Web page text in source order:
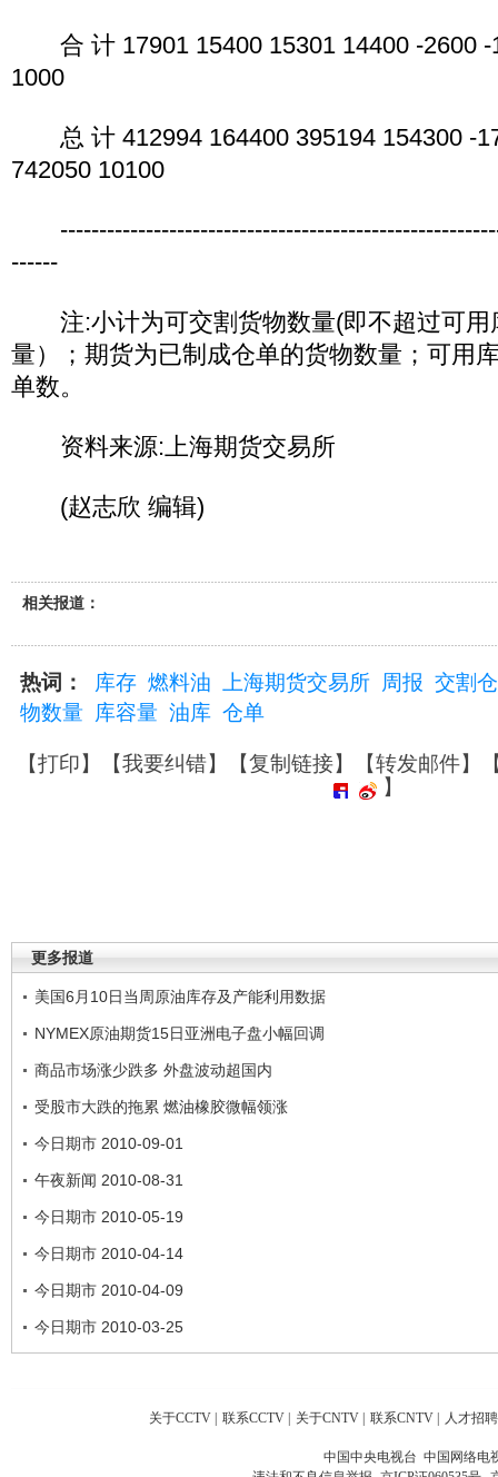
合 计 17901 15400 15301 14400 -2600 -
1000
总 计 412994 164400 395194 154300 -
742050 10100
------
注:小计为可交割货物数量(即不超过可用
量）；期货为已制成仓单的货物数量；可用
单数。
资料来源:上海期货交易所
(赵志欣 编辑)
相关报道：
热词： 库存 燃料油 上海期货交易所 周报 交割
物数量 库容量 油库 仓单
【打印】【我要纠错】【复制链接】【转发邮件】
】
更多报道
美国6月10日当周原油库存及产能利用数据
NYMEX原油期货15日亚洲电子盘小幅回调
商品市场涨少跌多 外盘波动超国内
受股市大跌的拖累 燃油橡胶微幅领涨
今日期市 2010-09-01
午夜新闻 2010-08-31
今日期市 2010-05-19
今日期市 2010-04-14
今日期市 2010-04-09
今日期市 2010-03-25
关于CCTV | 联系CCTV | 关于CNTV | 联系CNTV | 人才招聘
中国中央电视台 中国网络电